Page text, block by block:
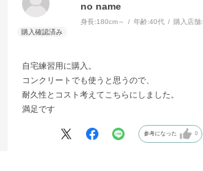
no name
身長:180cm～ 年齢:40代 購入店舗:
自宅練習用に購入。
コンクリートでも使うと思うので、
耐久性とコスト考えてこちらにしました。
満足です
参考になった 0